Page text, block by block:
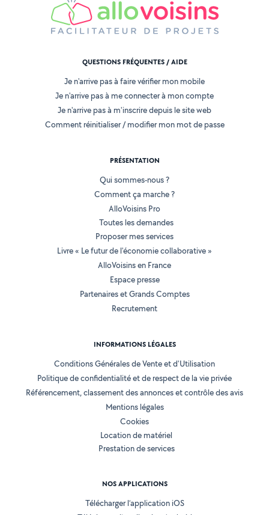
QUESTIONS FRÉQUENTES / AIDE
Je n'arrive pas à faire vérifier mon mobile
Je n'arrive pas à me connecter à mon compte
Je n'arrive pas à m'inscrire depuis le site web
Comment réinitialiser / modifier mon mot de passe
PRÉSENTATION
Qui sommes-nous ?
Comment ça marche ?
AlloVoisins Pro
Toutes les demandes
Proposer mes services
Livre « Le futur de l'économie collaborative »
AlloVoisins en France
Espace presse
Partenaires et Grands Comptes
Recrutement
INFORMATIONS LÉGALES
Conditions Générales de Vente et d'Utilisation
Politique de confidentialité et de respect de la vie privée
Référencement, classement des annonces et contrôle des avis
Mentions légales
Cookies
Location de matériel
Prestation de services
NOS APPLICATIONS
Télécharger l’application iOS